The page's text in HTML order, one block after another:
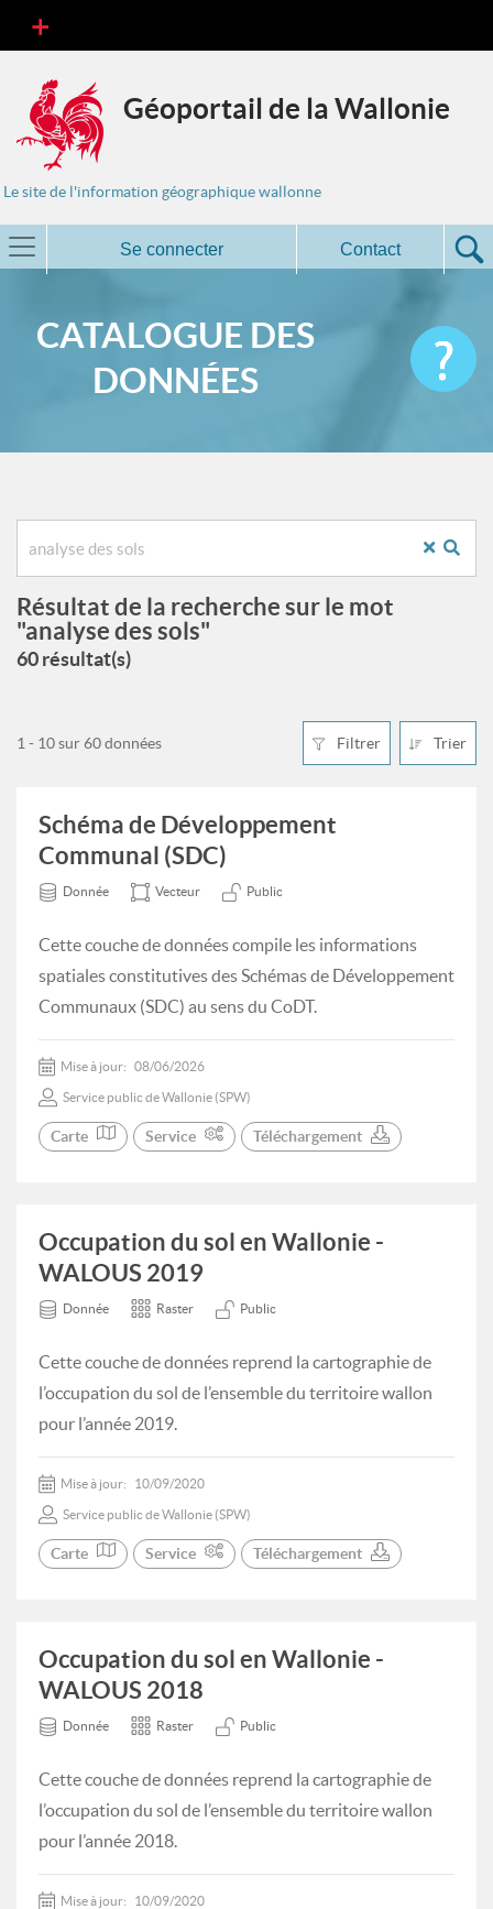
Géoportail de la Wallonie
Le site de l'information géographique wallonne
Se connecter Contact
CATALOGUE DES
DONNÉES
Résultat de la recherche sur le mot
"analyse des sols"
60 résultat(s)
Filtrer Trier
1 - 10 sur 60 données
Schéma de Développement
Communal (SDC)
Donnée Vecteur Public
Cette couche de données compile les informations
spatiales constitutives des Schémas de Développement
Communaux (SDC) au sens du CoDT.
Mise à jour: 08/06/2026
Service public de Wallonie (SPW)
Carte Service Téléchargement
Occupation du sol en Wallonie -
WALOUS 2019
Donnée Raster Public
Cette couche de données reprend la cartographie de
l’occupation du sol de l’ensemble du territoire wallon
pour l’année 2019.
Mise à jour: 10/09/2020
Service public de Wallonie (SPW)
Carte Service Téléchargement
Occupation du sol en Wallonie -
WALOUS 2018
Donnée Raster Public
Cette couche de données reprend la cartographie de
l’occupation du sol de l’ensemble du territoire wallon
pour l’année 2018.
Mise à jour: 10/09/2020